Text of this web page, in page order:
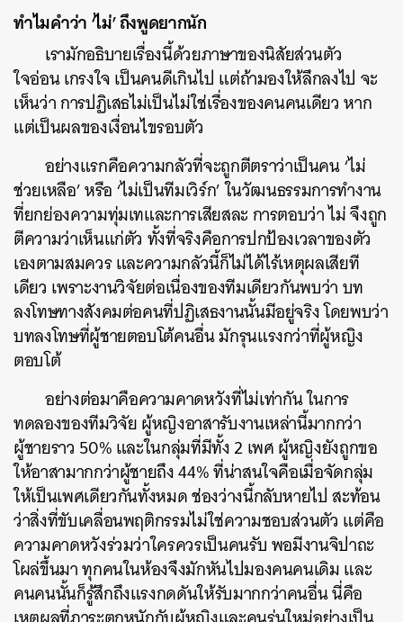
ทำไมคำว่า ‘ไม่’ ถึงพูดยากนัก
เรามักอธิบายเรื่องนี้ด้วยภาษาของนิสัยส่วนตัว
ใจอ่อน เกรงใจ เป็นคนดีเกินไป แต่ถ้ามองให้ลึกลงไป จะ
เห็นว่า การปฏิเสธไม่เป็นไม่ใช่เรื่องของคนคนเดียว หาก
แต่เป็นผลของเงื่อนไขรอบตัว
อย่างแรกคือความกลัวที่จะถูกตีตราว่าเป็นคน ‘ไม่
ช่วยเหลือ’ หรือ ‘ไม่เป็นทีมเวิร์ก’ ในวัฒนธรรมการทำงาน
ที่ยกย่องความทุ่มเทและการเสียสละ การตอบว่า ไม่ จึงถูก
ตีความว่าเห็นแก่ตัว ทั้งที่จริงคือการปกป้องเวลาของตัว
เองตามสมควร และความกลัวนี้ก็ไม่ได้ไร้เหตุผลเสียที
เดียว เพราะงานวิจัยต่อเนื่องของทีมเดียวกันพบว่า บท
ลงโทษทางสังคมต่อคนที่ปฏิเสธงานนั้นมีอยู่จริง โดยพบว่า
บทลงโทษที่ผู้ชายตอบโต้คนอื่น มักรุนแรงกว่าที่ผู้หญิง
ตอบโต้
อย่างต่อมาคือความคาดหวังที่ไม่เท่ากัน ในการ
ทดลองของทีมวิจัย ผู้หญิงอาสารับงานเหล่านี้มากกว่า
ผู้ชายราว 50% และในกลุ่มที่มีทั้ง 2 เพศ ผู้หญิงยังถูกขอ
ให้อาสามากกว่าผู้ชายถึง 44% ที่น่าสนใจคือเมื่อจัดกลุ่ม
ให้เป็นเพศเดียวกันทั้งหมด ช่องว่างนี้กลับหายไป สะท้อน
ว่าสิ่งที่ขับเคลื่อนพฤติกรรมไม่ใช่ความชอบส่วนตัว แต่คือ
ความคาดหวังร่วมว่าใครควรเป็นคนรับ พอมีงานจิปาถะ
โผล่ขึ้นมา ทุกคนในห้องจึงมักหันไปมองคนคนเดิม และ
คนคนนั้นก็รู้สึกถึงแรงกดดันให้รับมากกว่าคนอื่น นี่คือ